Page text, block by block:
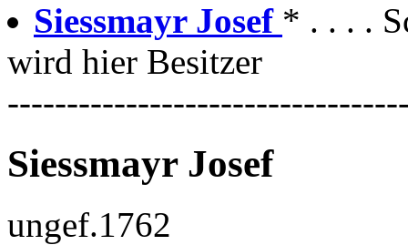
Siessmayr Josef * . . . .
wird hier Besitzer
Siessmayr Josef
ungef.1762